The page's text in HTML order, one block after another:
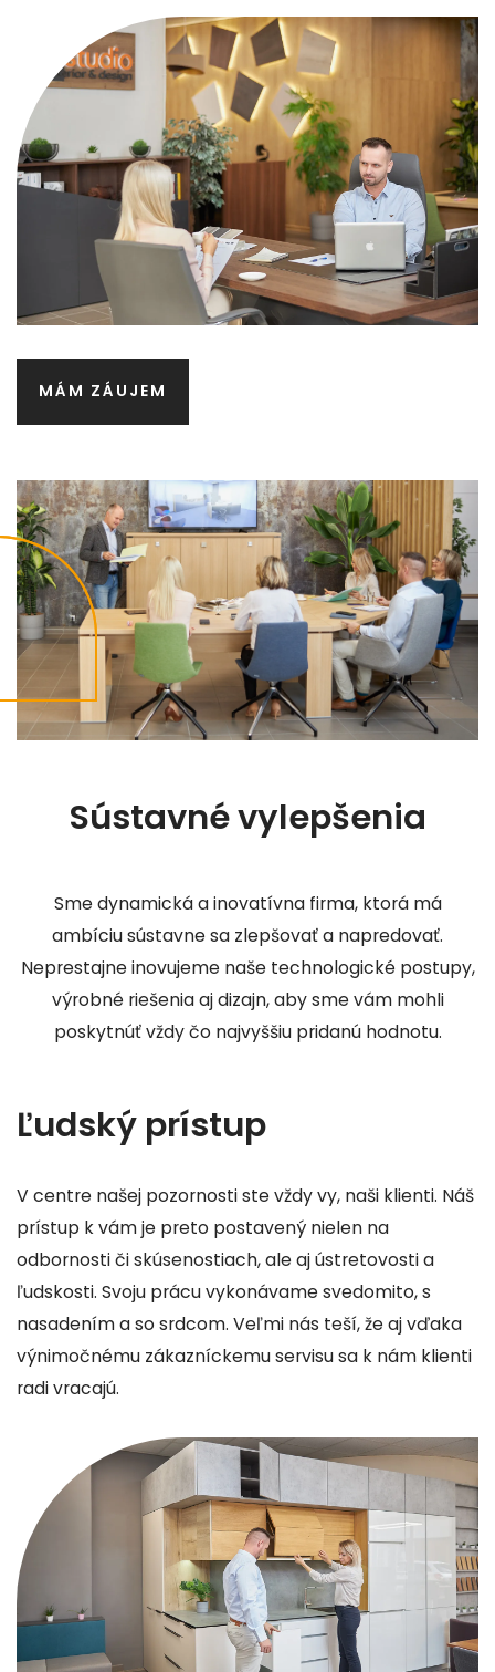
MÁM ZÁUJEM
Sústavné vylepšenia
Sme dynamická a inovatívna firma, ktorá má
ambíciu sústavne sa zlepšovať a napredovať.
Neprestajne inovujeme naše technologické postupy,
výrobné riešenia aj dizajn, aby sme vám mohli
poskytnúť vždy čo najvyššiu pridanú hodnotu.
Ľudský prístup
V centre našej pozornosti ste vždy vy, naši klienti. Náš
prístup k vám je preto postavený nielen na
odbornosti či skúsenostiach, ale aj ústretovosti a
ľudskosti. Svoju prácu vykonávame svedomito, s
nasadením a so srdcom. Veľmi nás teší, že aj vďaka
výnimočnému zákazníckemu servisu sa k nám klienti
radi vracajú.